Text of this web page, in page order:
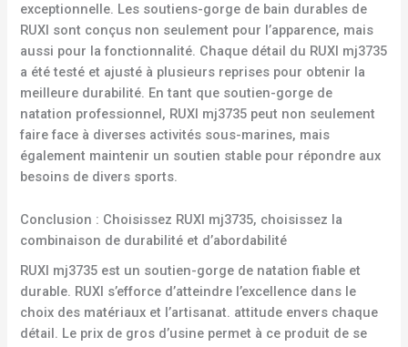
exceptionnelle. Les soutiens-gorge de bain durables de
RUXI sont conçus non seulement pour l’apparence, mais
aussi pour la fonctionnalité. Chaque détail du RUXI mj3735
a été testé et ajusté à plusieurs reprises pour obtenir la
meilleure durabilité. En tant que soutien-gorge de
natation professionnel, RUXI mj3735 peut non seulement
faire face à diverses activités sous-marines, mais
également maintenir un soutien stable pour répondre aux
besoins de divers sports.
Conclusion : Choisissez RUXI mj3735, choisissez la
combinaison de durabilité et d’abordabilité
RUXI mj3735 est un soutien-gorge de natation fiable et
durable. RUXI s’efforce d’atteindre l’excellence dans le
choix des matériaux et l’artisanat. attitude envers chaque
détail. Le prix de gros d’usine permet à ce produit de se